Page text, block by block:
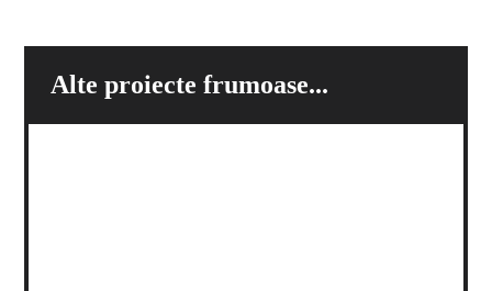
Alte proiecte frumoase...